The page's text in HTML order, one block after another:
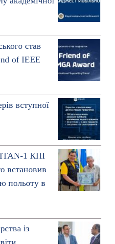
став
of IEEE
вступної
1 КПІ
встановив
польоту в
із